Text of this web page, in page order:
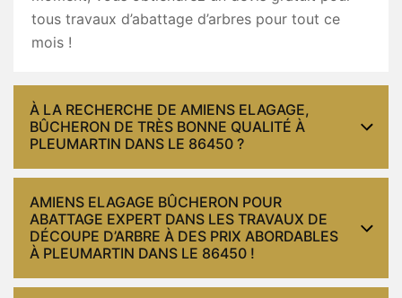
tous travaux d’abattage d’arbres pour tout ce
mois !
À LA RECHERCHE DE AMIENS ELAGAGE,
BÛCHERON DE TRÈS BONNE QUALITÉ À
PLEUMARTIN DANS LE 86450 ?
AMIENS ELAGAGE BÛCHERON POUR
ABATTAGE EXPERT DANS LES TRAVAUX DE
DÉCOUPE D’ARBRE À DES PRIX ABORDABLES
À PLEUMARTIN DANS LE 86450 !